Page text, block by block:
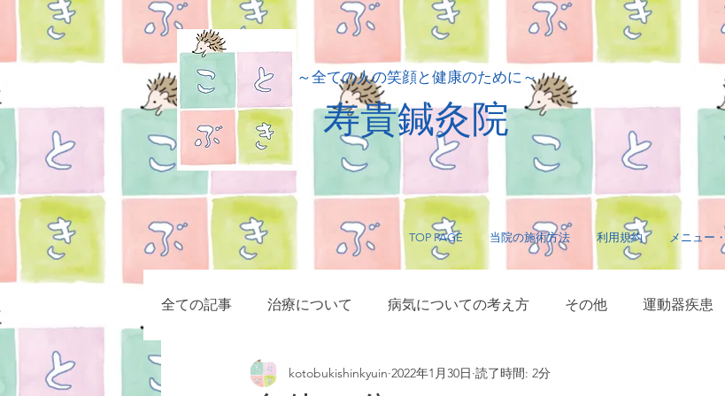
​～全ての人の笑顔と健康のために～
​寿貴鍼灸院
TOP PAGE 当院の施術方法 利用規約 メニュー
全ての記事 治療について 病気についての考え方 その他 運動器疾患
小児疾患 症例集 マッサージ・指圧 毛髪に関する疾患
kotobukishinkyuin 2022年1月30日 読了時間: 2分